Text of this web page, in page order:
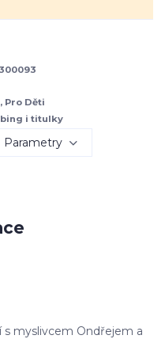
Pro Děti
i titulky
Parametry
s myslivcem Ondřejem a